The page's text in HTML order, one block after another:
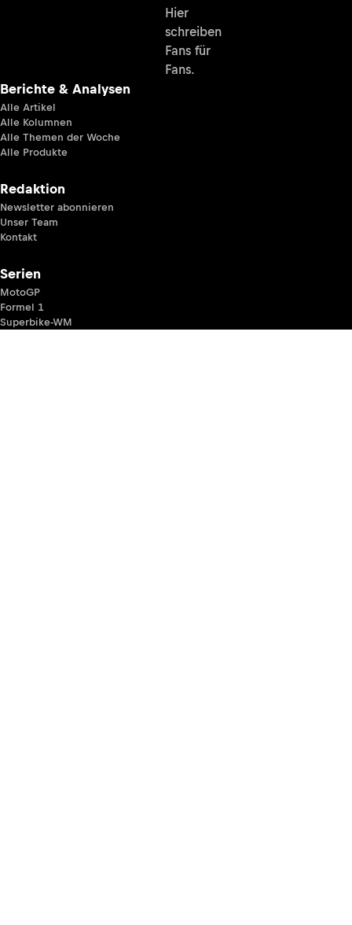
Hier
schreiben
Fans für
Fans.
Berichte & Analysen
Alle Artikel
Alle Kolumnen
Alle Themen der Woche
Alle Produkte
Redaktion
Newsletter abonnieren
Unser Team
Kontakt
Serien
MotoGP
Formel 1
Superbike-WM